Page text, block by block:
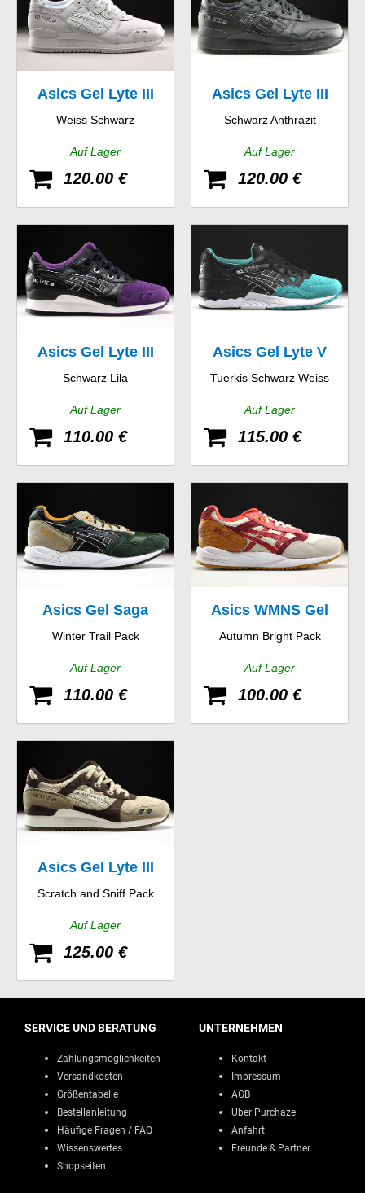
Asics Gel Lyte III
Weiss Schwarz
Auf Lager
120.00 €
Asics Gel Lyte III
Schwarz Anthrazit
Auf Lager
120.00 €
Asics Gel Lyte III
Schwarz Lila
Auf Lager
110.00 €
Asics Gel Lyte V
Tuerkis Schwarz Weiss
Auf Lager
115.00 €
Asics Gel Saga
Winter Trail Pack
Auf Lager
110.00 €
Asics WMNS Gel
Saga
Autumn Bright Pack
Auf Lager
100.00 €
Asics Gel Lyte III
Scratch and Sniff Pack
Auf Lager
125.00 €
SERVICE UND BERATUNG
Zahlungsmöglichkeiten
Versandkosten
Größentabelle
Bestellanleitung
Häufige Fragen / FAQ
Wissenswertes
Shopseiten
UNTERNEHMEN
Kontakt
Impressum
AGB
Über Purchaze
Anfahrt
Freunde & Partner